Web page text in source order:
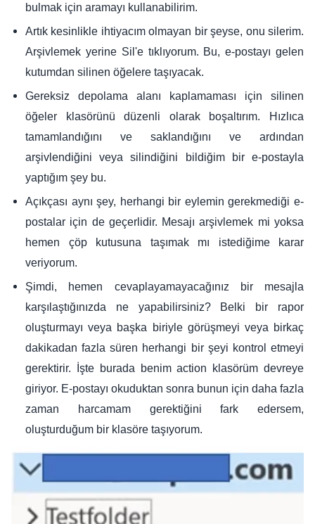
bulmak için aramayı kullanabilirim.
Artık kesinlikle ihtiyacım olmayan bir şeyse, onu silerim.
Arşivlemek yerine Sil'e tıklıyorum. Bu, e-postayı gelen
kutumdan silinen öğelere taşıyacak.
Gereksiz depolama alanı kaplamaması için silinen
öğeler klasörünü düzenli olarak boşaltırım. Hızlıca
tamamlandığını ve saklandığını ve ardından
arşivlendiğini veya silindiğini bildiğim bir e-postayla
yaptığım şey bu.
Açıkçası aynı şey, herhangi bir eylemin gerekmediği e-
postalar için de geçerlidir. Mesajı arşivlemek mi yoksa
hemen çöp kutusuna taşımak mı istediğime karar
veriyorum.
Şimdi, hemen cevaplayamayacağınız bir mesajla
karşılaştığınızda ne yapabilirsiniz? Belki bir rapor
oluşturmayı veya başka biriyle görüşmeyi veya birkaç
dakikadan fazla süren herhangi bir şeyi kontrol etmeyi
gerektirir. İşte burada benim action klasörüm devreye
giriyor. E-postayı okuduktan sonra bunun için daha fazla
zaman harcamam gerektiğini fark edersem,
oluşturduğum bir klasöre taşıyorum.